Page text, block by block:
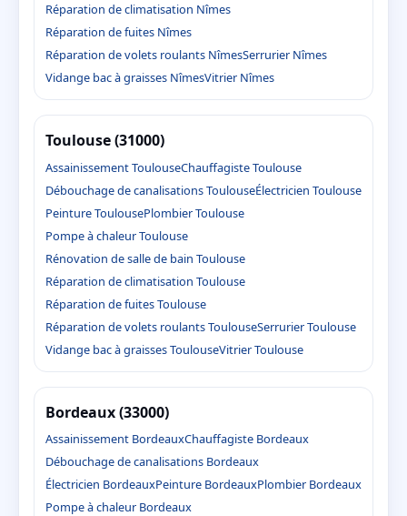
Réparation de climatisation Nîmes
Réparation de fuites Nîmes
Réparation de volets roulants NîmesSerrurier Nîmes
Vidange bac à graisses NîmesVitrier Nîmes
Toulouse (31000)
Assainissement ToulouseChauffagiste Toulouse
Débouchage de canalisations ToulouseÉlectricien Toulouse
Peinture ToulousePlombier Toulouse
Pompe à chaleur Toulouse
Rénovation de salle de bain Toulouse
Réparation de climatisation Toulouse
Réparation de fuites Toulouse
Réparation de volets roulants ToulouseSerrurier Toulouse
Vidange bac à graisses ToulouseVitrier Toulouse
Bordeaux (33000)
Assainissement BordeauxChauffagiste Bordeaux
Débouchage de canalisations Bordeaux
Électricien BordeauxPeinture BordeauxPlombier Bordeaux
Pompe à chaleur Bordeaux